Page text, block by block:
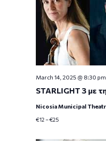
STARLIGHT 3 με
March 14, 2025 @ 8:30 pm
Nicosia Municipal
€12 – €25